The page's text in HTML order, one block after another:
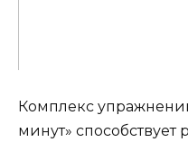
Комплекс
минут»